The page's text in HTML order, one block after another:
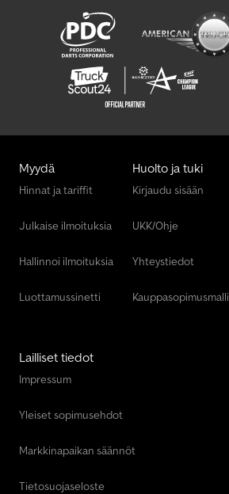
Jlg 660Sj
Myydä
Hinnat ja tariffit
Julkaise ilmoituksia
Hallinnoi ilmoituksia
Luottamussinetti
Huolto ja tuki
Kirjaudu sisään
UKK/Ohje
Yhteystiedot
Kauppasopimusmalli
Lailliset tiedot
Impressum
Yleiset sopimusehdot
Markkinapaikan säännöt
Tietosuojaseloste